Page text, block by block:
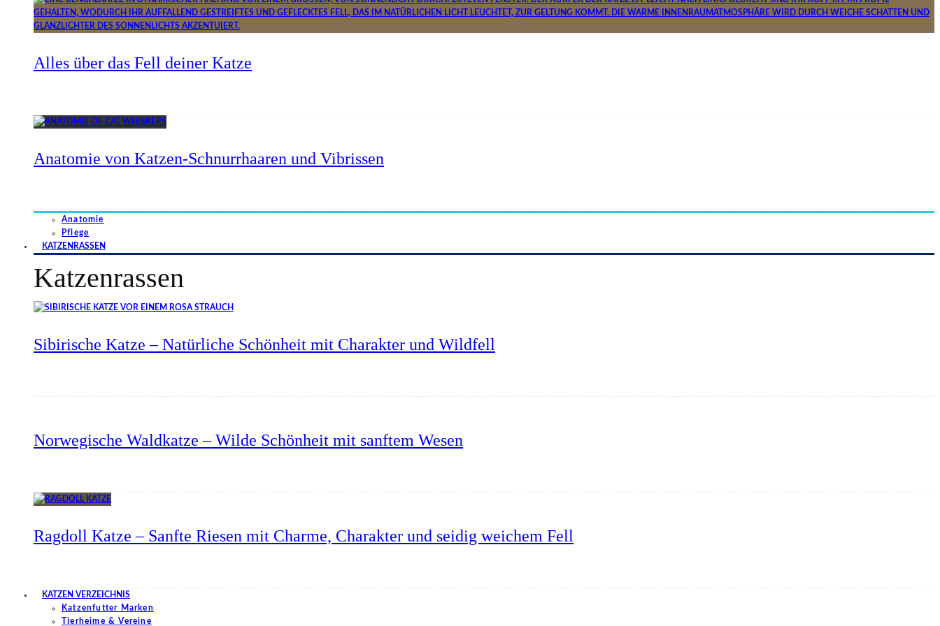
Alles über das Fell deiner Katze
Anatomie von Katzen-Schnurrhaaren und Vibrissen
Anatomie
Pflege
KATZENRASSEN
Katzenrassen
Sibirische Katze – Natürliche Schönheit mit Charakter und Wildfell
Norwegische Waldkatze – Wilde Schönheit mit sanftem Wesen
Ragdoll Katze – Sanfte Riesen mit Charme, Charakter und seidig weichem Fell
KATZEN VERZEICHNIS
Katzenfutter Marken
Tierheime & Vereine